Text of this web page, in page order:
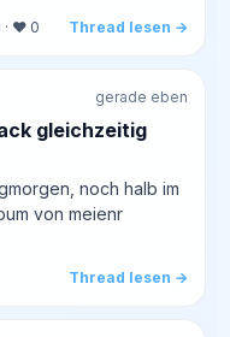
· ❤️ 0 Thread lesen →
gerade eben
gleichzeitig
noch halb im
von meienr
Thread lesen →